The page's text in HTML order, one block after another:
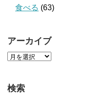
食べる (63)
アーカイブ
検索